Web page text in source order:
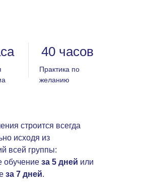
строится всегда
исходя из
всей группы:
обучение за 5 дней или
за 7 дней.
40 часов
Практика по
желанию